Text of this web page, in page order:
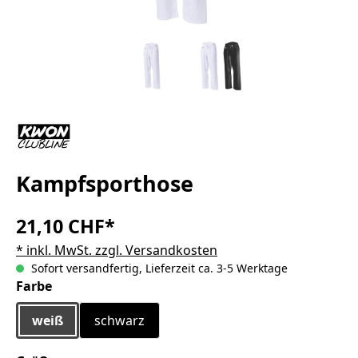
Kampfsporthose
21,10 CHF*
* inkl. MwSt. zzgl. Versandkosten
Sofort versandfertig, Lieferzeit ca. 3-5 Werktage
Farbeauswählen
weiß
schwarz